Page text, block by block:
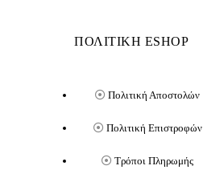
ΠΟΛΙΤΙΚΗ ESHOP
Πολιτική Αποστολών
Πολιτική Επιστροφών
Τρόποι Πληρωμής